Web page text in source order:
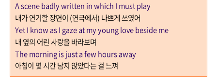
A scene badly written in which I must play
내가 연기할 장면이 (연극에서) 나쁘게 쓰였어
Yet I know as I gaze at my young love beside me
내 옆의 어린 사랑을 바라보며
The morning is just a few hours away
아침이 몇 시간 남지 않았다는 걸 느껴